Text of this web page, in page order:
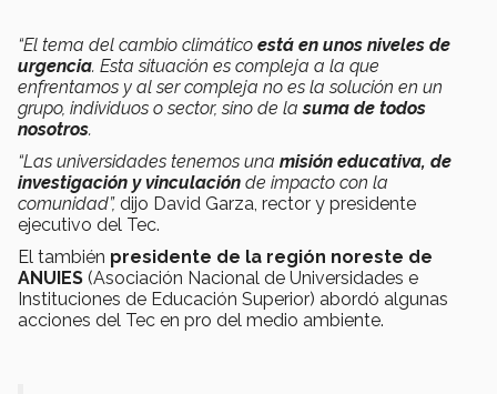
“El tema del cambio climático está en unos niveles de
urgencia. Esta situación es compleja a la que
enfrentamos y al ser compleja no es la solución en un
grupo, individuos o sector, sino de lasuma de todos
nosotros.
“Las universidades tenemos una misión educativa, de
investigación y vinculación de impacto con la
comunidad”, dijo David Garza, rector y presidente
ejecutivo del Tec.
El también presidente de la región noreste de
ANUIES (Asociación Nacional de Universidades e
Instituciones de Educación Superior) abordó algunas
acciones del Tec en pro del medio ambiente.